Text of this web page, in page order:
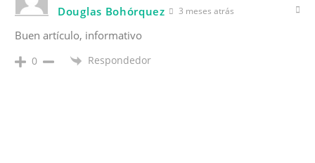
Douglas Bohórquez 3 meses atrás
Buen artículo, informativo
0 Respondedor